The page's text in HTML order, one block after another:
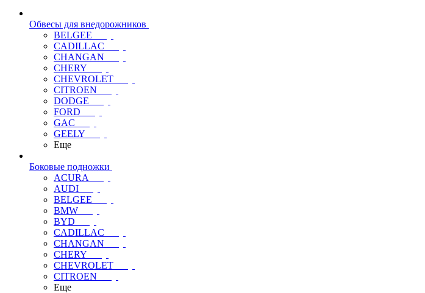
Обвесы для внедорожников
BELGEE
CADILLAC
CHANGAN
CHERY
CHEVROLET
CITROEN
DODGE
FORD
GAC
GEELY
Еще
Боковые подножки
ACURA
AUDI
BELGEE
BMW
BYD
CADILLAC
CHANGAN
CHERY
CHEVROLET
CITROEN
Еще